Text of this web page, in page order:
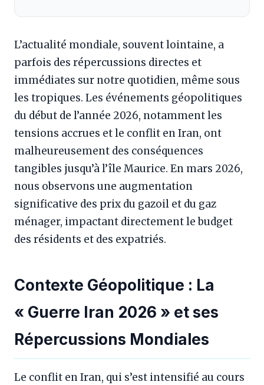
L’actualité mondiale, souvent lointaine, a
parfois des répercussions directes et
immédiates sur notre quotidien, même sous
les tropiques. Les événements géopolitiques
du début de l’année 2026, notamment les
tensions accrues et le conflit en Iran, ont
malheureusement des conséquences
tangibles jusqu’à l’île Maurice. En mars 2026,
nous observons une augmentation
significative des prix du gazoil et du gaz
ménager, impactant directement le budget
des résidents et des expatriés.
Contexte Géopolitique : La
« Guerre Iran 2026 » et ses
Répercussions Mondiales
Le conflit en Iran, qui s’est intensifié au cours